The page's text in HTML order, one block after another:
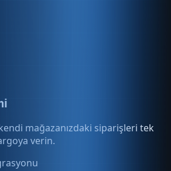
mağazanızdaki siparişleri tek
verin.